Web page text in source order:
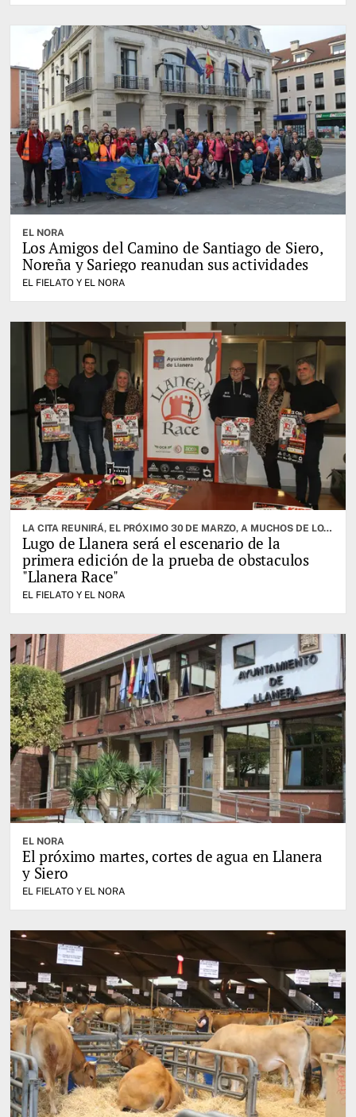
EL NORA
Los Amigos del Camino de Santiago de Siero,
Noreña y Sariego reanudan sus actividades
EL FIELATO Y EL NORA
LA CITA REUNIRÁ, EL PRÓXIMO 30 DE MARZO, A MUCHOS DE LOS MEJORES ATLETAS DE LA ESPECIALIDAD
Lugo de Llanera será el escenario de la
primera edición de la prueba de obstaculos
"Llanera Race"
EL FIELATO Y EL NORA
EL NORA
El próximo martes, cortes de agua en Llanera
y Siero
EL FIELATO Y EL NORA